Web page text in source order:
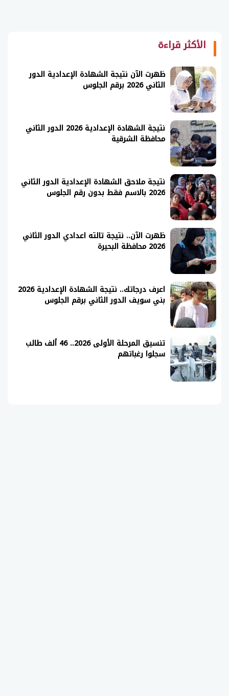
الأكثر قراءة
ظهرت الآن نتيجة الشهادة الإعدادية الدور
الثاني 2026 برقم الجلوس
نتيجة الشهادة الإعدادية 2026 الدور الثاني
محافظة الشرقية
نتيجة ملاحق الشهادة الإعدادية الدور الثاني
2026 بالاسم فقط بدون رقم الجلوس
ظهرت الآن.. نتيجة تالته اعدادي الدور الثاني
2026 محافظة البحيرة
اعرف درجاتك.. نتيجة الشهادة الإعدادية 2026
بني سويف الدور الثاني برقم الجلوس
تنسيق المرحلة الأولى 2026.. 46 ألف طالب
سجلوا رغباتهم